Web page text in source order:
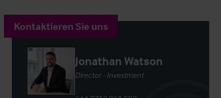
Kontaktieren Sie uns
Jonathan Watson
Director - Investment